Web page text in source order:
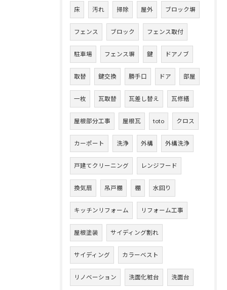
床 汚れ 掃除 屋外 ブロック塀
フェンス ブロック フェンス取付
駐車場 フェンス塀 鍵 ドアノブ
取替 鍵交換 勝手口 ドア 部屋
一枚 瓦取替 瓦差し替え 瓦修繕
屋根部分工事 屋根瓦 toto クロス
カーポート 洗浄 外構 外構洗浄
戸建てクリーニング レンジフード
換気扇 吊戸棚 棚 水回り
キッチンリフォーム リフォーム工事
屋根塗装 サイディング割れ
サイディング カラーベスト
リノベーション 洗面化粧台 洗面台